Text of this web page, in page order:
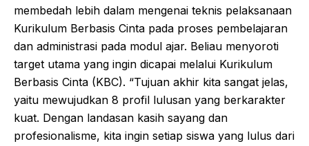
membedah lebih dalam mengenai teknis pelaksanaan
Kurikulum Berbasis Cinta pada proses pembelajaran
dan administrasi pada modul ajar. Beliau menyoroti
target utama yang ingin dicapai melalui Kurikulum
Berbasis Cinta (KBC). “Tujuan akhir kita sangat jelas,
yaitu mewujudkan 8 profil lulusan yang berkarakter
kuat. Dengan landasan kasih sayang dan
profesionalisme, kita ingin setiap siswa yang lulus dari